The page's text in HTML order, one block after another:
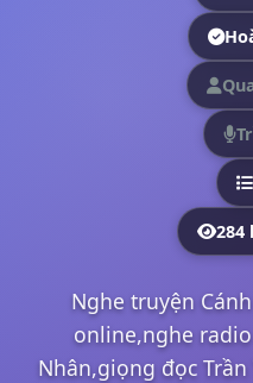
284
Nghe truyện
online,nghe radio
Nhân,giọng đọc Trần